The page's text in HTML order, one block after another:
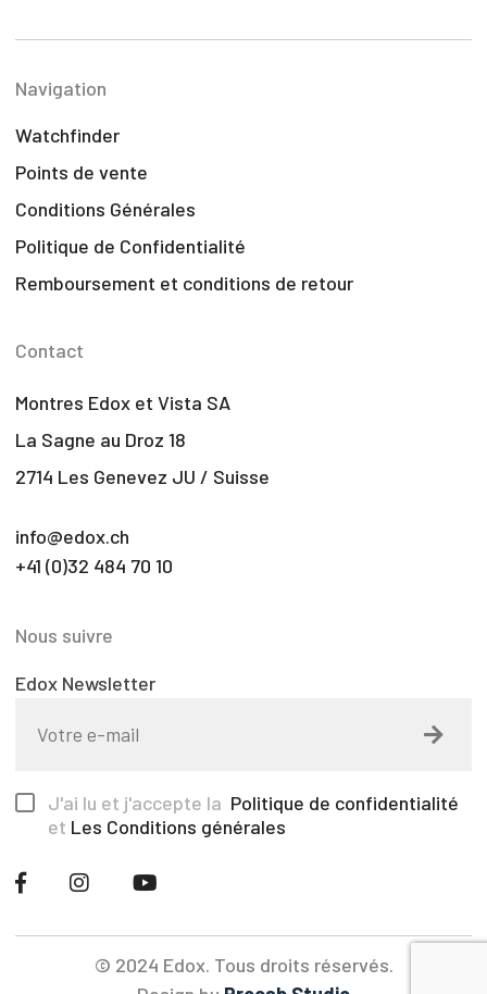
Navigation
Watchfinder
Points de vente
Conditions Générales
Politique de Confidentialité
Remboursement et conditions de retour
Contact
Montres Edox et Vista SA
La Sagne au Droz 18
2714 Les Genevez JU / Suisse
info@edox.ch
+41 (0)32 484 70 10
Nous suivre
Edox Newsletter
J'ai lu et j'accepte la Politique de confidentialité
et Les Conditions générales
© 2024 Edox. Tous droits réservés.